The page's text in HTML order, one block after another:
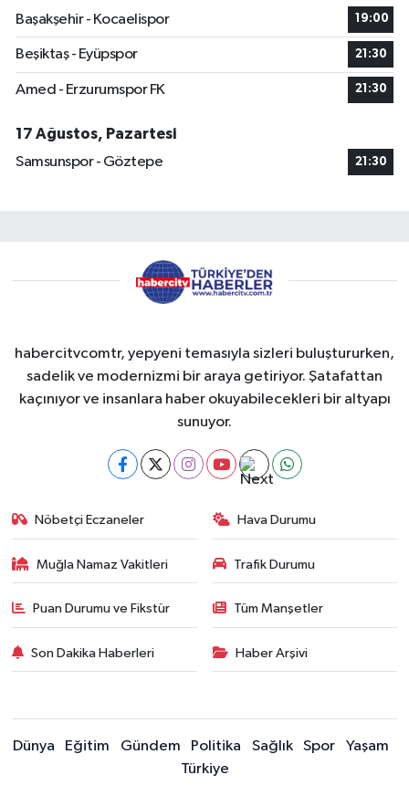
Başakşehir - Kocaelispor
19:00
Beşiktaş - Eyüpspor 21:30
Amed - Erzurumspor FK 21:30
17 Ağustos, Pazartesi
Samsunspor - Göztepe
21:30
habercitvcomtr, yepyeni temasıyla sizleri buluştururken,
sadelik ve modernizmi bir araya getiriyor. Şatafattan
kaçınıyor ve insanlara haber okuyabilecekleri bir altyapı
sunuyor.
Nöbetçi Eczaneler Hava Durumu
Muğla Namaz Vakitleri Trafik Durumu
Puan Durumu ve Fikstür Tüm Manşetler
Son Dakika Haberleri Haber Arşivi
Dünya Eğitim Gündem Politika Sağlık Spor
Yaşam
Türkiye